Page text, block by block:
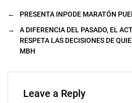
←
PRESENTA INPODE MARATÓN
→
A DIFERENCIA DEL PASADO, EL
RESPETA LAS DECISIONES DE
MBH
Leave a Reply